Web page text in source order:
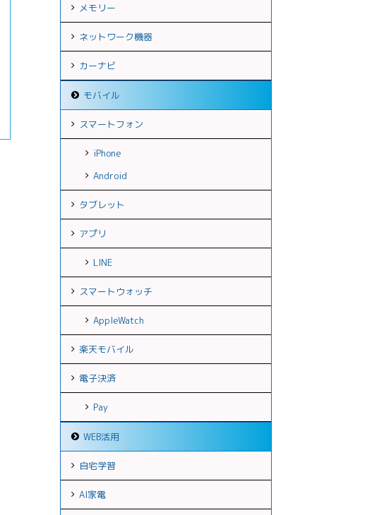
メモリー
ネットワーク機器
カーナビ
モバイル
スマートフォン
iPhone
Android
タブレット
アプリ
LINE
スマートウォッチ
AppleWatch
楽天モバイル
電子決済
Pay
WEB活用
自宅学習
AI家電